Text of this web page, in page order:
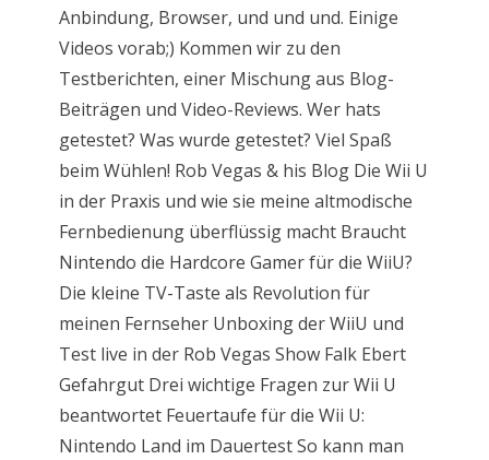
Anbindung, Browser, und und und. Einige
Videos vorab;) Kommen wir zu den
Testberichten, einer Mischung aus Blog-
Beiträgen und Video-Reviews. Wer hats
getestet? Was wurde getestet? Viel Spaß
beim Wühlen! Rob Vegas & his Blog Die Wii U
in der Praxis und wie sie meine altmodische
Fernbedienung überflüssig macht Braucht
Nintendo die Hardcore Gamer für die WiiU?
Die kleine TV-Taste als Revolution für
meinen Fernseher Unboxing der WiiU und
Test live in der Rob Vegas Show Falk Ebert
Gefahrgut Drei wichtige Fragen zur Wii U
beantwortet Feuertaufe für die Wii U:
Nintendo Land im Dauertest So kann man